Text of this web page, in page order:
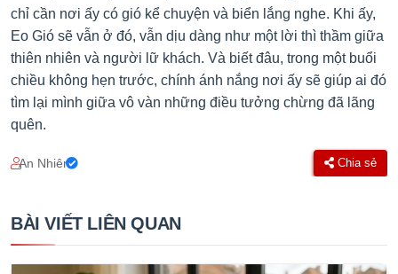
chỉ cần nơi ấy có gió kể chuyện và biển lắng nghe. Khi ấy,
Eo Gió sẽ vẫn ở đó, vẫn dịu dàng như một lời thì thầm giữa
thiên nhiên và người lữ khách. Và biết đâu, trong một buổi
chiều không hẹn trước, chính ánh nắng nơi ấy sẽ giúp ai đó
tìm lại mình giữa vô vàn những điều tưởng chừng đã lãng
quên.
An Nhiên Chia sẻ
BÀI VIẾT LIÊN QUAN